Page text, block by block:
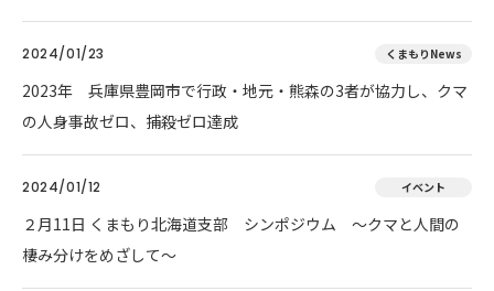
2024/01/23 くまもりNews
2023年 兵庫県豊岡市で行政・地元・熊森の3者が協力し、クマ
の人身事故ゼロ、捕殺ゼロ達成
2024/01/12 イベント
２月11日 くまもり北海道支部 シンポジウム ～クマと人間の
棲み分けをめざして～